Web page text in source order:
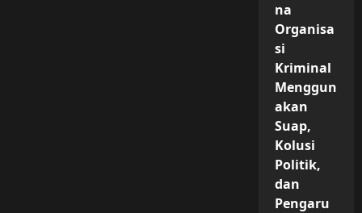
na
Organisa
si
Kriminal
Menggun
akan
Suap,
Kolusi
Politik,
dan
Pengaru